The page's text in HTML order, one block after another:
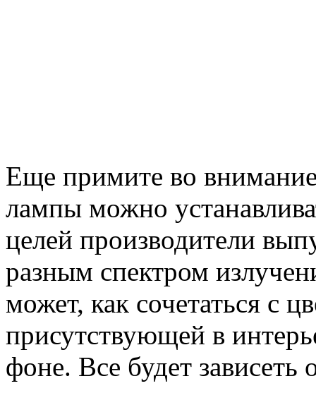
Еще примите во
лампы можно
целей производители
разным спектром
может, как сочетаться с
присутствующей в
фоне. Все будет